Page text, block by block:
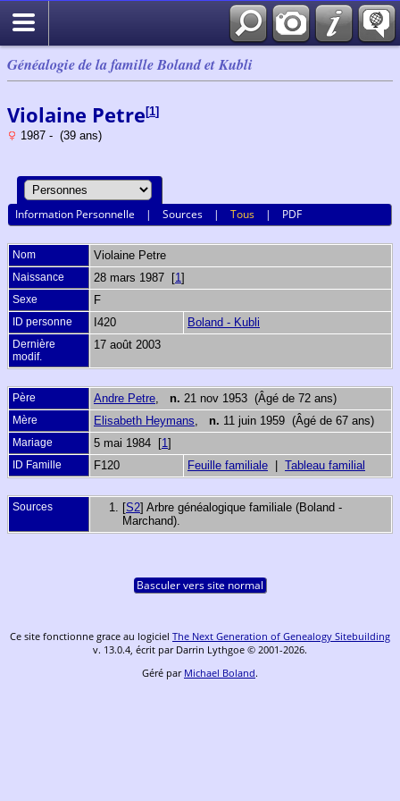
Généalogie de la famille Boland et Kubli
Violaine Petre [1]
1987 - (39 ans)
Information Personnelle |Sources |Tous | PDF
Nom Violaine Petre
Naissance 28 mars 1987 [1 ]
Sexe F
ID personne I420 Boland - Kubli
Dernière
modif.
17 août 2003
Père Andre Petre n. 21 nov 1953 (Âgé de 72 ans)
Mère Elisabeth Heymans n. 11 juin 1959 (Âgé de 67 ans)
Mariage 5 mai 1984 [1 ]
ID Famille F120 Feuille familiale Tableau familial
Sources [S2] Arbre généalogique familiale (Boland -
Marchand).
Basculer vers site normal
Ce site fonctionne grace au logiciel The Next Generation of Genealogy Sitebuilding
v. 13.0.4, écrit par Darrin Lythgoe © 2001-2026.
Géré par Michael Boland.